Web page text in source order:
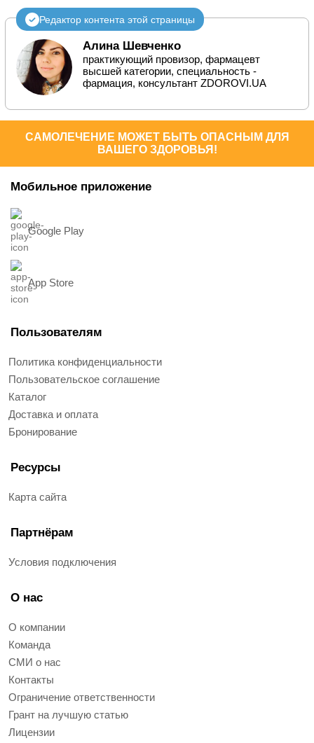
Редактор контента этой страницы
Алина Шевченко
практикующий провизор, фармацевт
высшей категории, специальность -
фармация, консультант ZDOROVI.UA
САМОЛЕЧЕНИЕ МОЖЕТ БЫТЬ ОПАСНЫМ ДЛЯ
ВАШЕГО ЗДОРОВЬЯ!
Мобильное приложение
Google Play
App Store
Пользователям
Политика конфиденциальности
Пользовательское соглашение
Каталог
Доставка и оплата
Бронирование
Ресурсы
Карта сайта
Партнёрам
Условия подключения
О нас
О компании
Команда
СМИ о нас
Контакты
Ограничение ответственности
Грант на лучшую статью
Лицензии